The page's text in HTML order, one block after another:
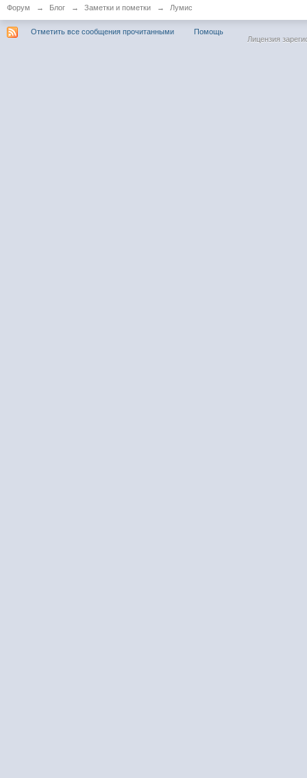
Форум → Блог → Заметки и пометки → Лумис
Отметить все сообщения прочитанными
Помощь
Лицензия